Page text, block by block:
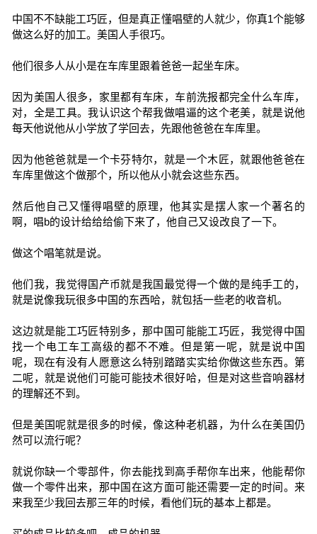
中国不不缺能工巧匠，但是真正懂唱壁的人就少，你真1个能够
做这么好的加工。美国人手很巧。
他们很多人从小是在车库里跟着爸爸一起坐车床。
因为美国人很多，家里都有车床，车前洗报都完全什么车库，
对，全是工具。我认识这个帮我做唱逼的这个老美，就是说他
每天他说他从小学放了学回去，先跟他爸爸在车库里。
因为他爸爸就是一个卡芬特尔，就是一个木匠，就跟他爸爸在
车库里做这个做那个，所以他从小就会这些东西。
然后他自己又懂得唱壁的原理，他其实是摆人家一个著名的
啊，唱b的设计给给给偷下来了，他自己又设改良了一下。
做这个唱笔就是说。
他们我，我觉得国产币就是我国最觉得一个做的是纯手工的，
就是说像我玩很多中国的东西哈，就包括一些老的收音机。
这边就是能工巧匠特别多，那中国可能能工巧匠，我觉得中国
找一个电工车工高级的都不不难。但是第一呢，就是说中国
呢，现在有没有人愿意这么特别踏踏实实给你做这些东西。第
二呢，就是说他们可能可能技术很好哈，但是对这些音响器材
的理解还不到。
但是美国呢就是很多的时候，像这种老机器，为什么在美国仍
然可以流行呢？
就说你缺一个零部件，你去能找到高手帮你车出来，他能帮你
做一个零件出来，那中国在这方面可能还需要一定的时间。来
来我至少我回去那三年的时候，看他们玩的基本上都是。